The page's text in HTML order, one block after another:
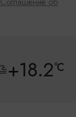
+18.2°C